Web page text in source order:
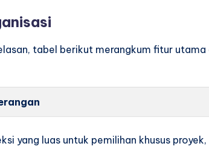
tabel berikut merangkum fitur
yang luas untuk pemilihan khusus